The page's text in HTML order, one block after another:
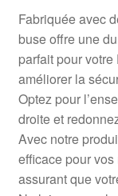
Politique de
Procédure de
Termes et
Fabriquée avec
buse offre une
parfait pour
améliorer la
Optez pour
droite et
Avec notre
efficace pour
assurant que